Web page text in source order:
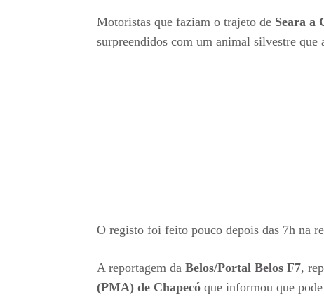
Motoristas que faziam o trajeto de Seara a
surpreendidos com um animal silvestre que
O registo foi feito pouco depois das 7h na
A reportagem da Belos/Portal Belos F7,
(PMA) de Chapecó que informou que